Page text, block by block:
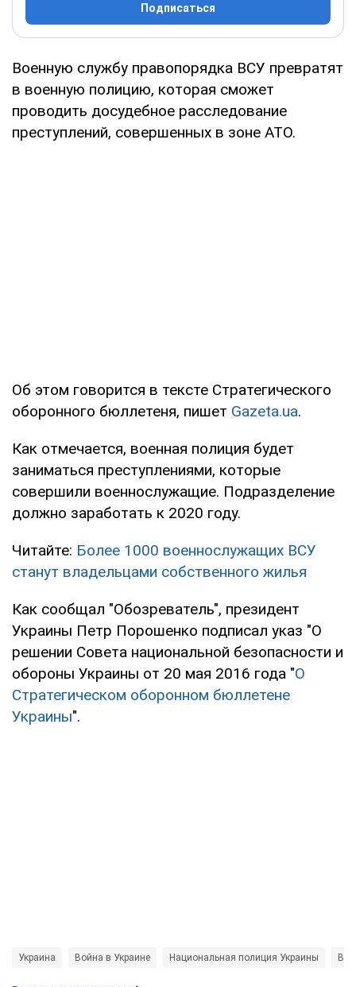
Подписаться
Военную службу правопорядка ВСУ превратят
в военную полицию, которая сможет
проводить досудебное расследование
преступлений, совершенных в зоне АТО.
Об этом говорится в тексте Стратегического
оборонного бюллетеня, пишет Gazeta.ua.
Как отмечается, военная полиция будет
заниматься преступлениями, которые
совершили военнослужащие. Подразделение
должно заработать к 2020 году.
Читайте: Более 1000 военнослужащих ВСУ
станут владельцами собственного жилья
Как сообщал "Обозреватель", президент
Украины Петр Порошенко подписал указ "О
решении Совета национальной безопасности и
обороны Украины от 20 мая 2016 года "О
Стратегическом оборонном бюллетене
Украины".
Украина Война в Украине Национальная полиция Украины